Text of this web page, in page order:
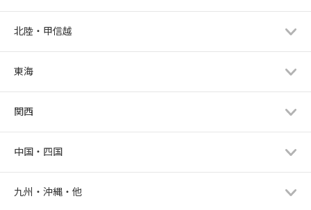
北陸・甲信越
東海
関西
中国・四国
九州・沖縄・他